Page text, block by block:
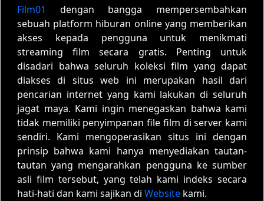
Film01
dengan bangga mempersembahkan
sebuah platform hiburan online yang memberikan
akses kepada pengguna untuk menikmati
streaming film secara gratis. Penting untuk
disadari bahwa seluruh koleksi film yang dapat
diakses di situs web ini merupakan hasil dari
pencarian internet yang kami lakukan di seluruh
jagat maya. Kami ingin menegaskan bahwa kami
tidak memiliki penyimpanan file film di server kami
sendiri. Kami mengoperasikan situs ini dengan
prinsip bahwa kami hanya menyediakan tautan-
tautan yang mengarahkan pengguna ke sumber
asli film tersebut, yang telah kami indeks secara
hati-hati dan kami sajikan di Website kami.